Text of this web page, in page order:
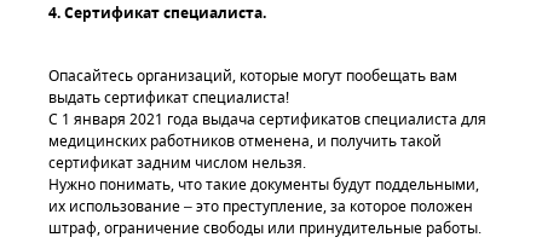
4. Сертификат специалиста.
Опасайтесь организаций, которые могут пообещать вам
выдать сертификат специалиста!
С 1 января 2021 года выдача сертификатов специалиста для
медицинских работников отменена, и получить такой
сертификат задним числом нельзя.
Нужно понимать, что такие документы будут поддельными,
их использование – это преступление, за которое положен
штраф, ограничение свободы или принудительные работы.
Обратный звонок